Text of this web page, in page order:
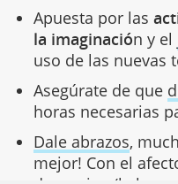
Apuesta por las
la imaginación y el
uso de las nuevas
Asegúrate de que
horas necesarias
Dale abrazos,
mejor! Con el